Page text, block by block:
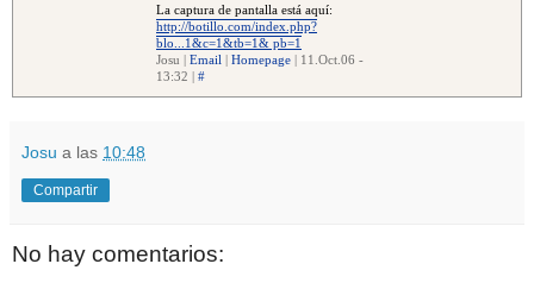
La captura de pantalla está aquí:
http://botillo.com/index.php?
blo...1&c=1&tb=1& pb=1
Josu | Email | Homepage | 11.Oct.06 -
13:32 | #
Josu a las 10:48
Compartir
No hay comentarios: